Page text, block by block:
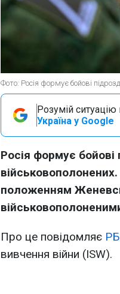
Фото: Росія формує бойові
Розумій ситуацію
Україна у Google
Росія формує бойові
військовополонених.
положенням
Про це повідомляє
вивчення війни (ISW).